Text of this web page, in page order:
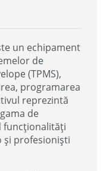
un echipament
de
(TPMS),
programarea
reprezintă
de
funcționalități
și profesioniști